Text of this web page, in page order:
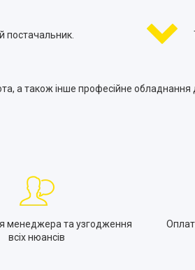
постачальник.
а також інше професійне
менеджера та узгодження
всіх нюансів